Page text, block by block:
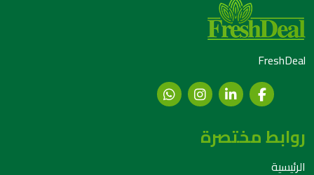
FreshDeal
روابط مختصرة
الرئيسية